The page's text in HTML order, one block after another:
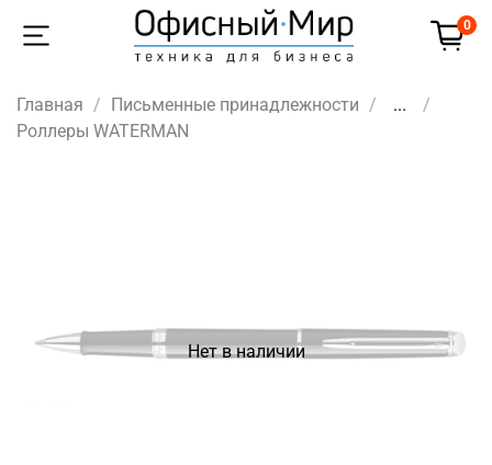
0
Главная Письменные принадлежности
...
Роллеры WATERMAN
Нет в наличии